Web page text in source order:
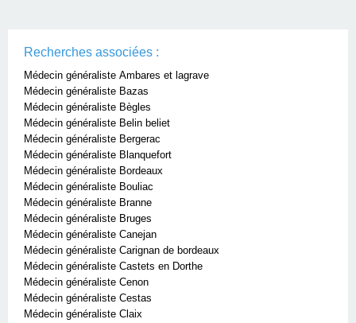
Recherches associées :
Médecin généraliste Ambares et lagrave
Médecin généraliste Bazas
Médecin généraliste Bègles
Médecin généraliste Belin beliet
Médecin généraliste Bergerac
Médecin généraliste Blanquefort
Médecin généraliste Bordeaux
Médecin généraliste Bouliac
Médecin généraliste Branne
Médecin généraliste Bruges
Médecin généraliste Canejan
Médecin généraliste Carignan de bordeaux
Médecin généraliste Castets en Dorthe
Médecin généraliste Cenon
Médecin généraliste Cestas
Médecin généraliste Claix